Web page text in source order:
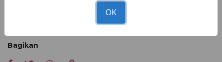
Catatan : Kesesuaian foto dan asli 90 - 100% dipengaruhi faktor
cahaya pemotretan, editing dan resolusi cahaya dari setiap hp
Bagikan
OK